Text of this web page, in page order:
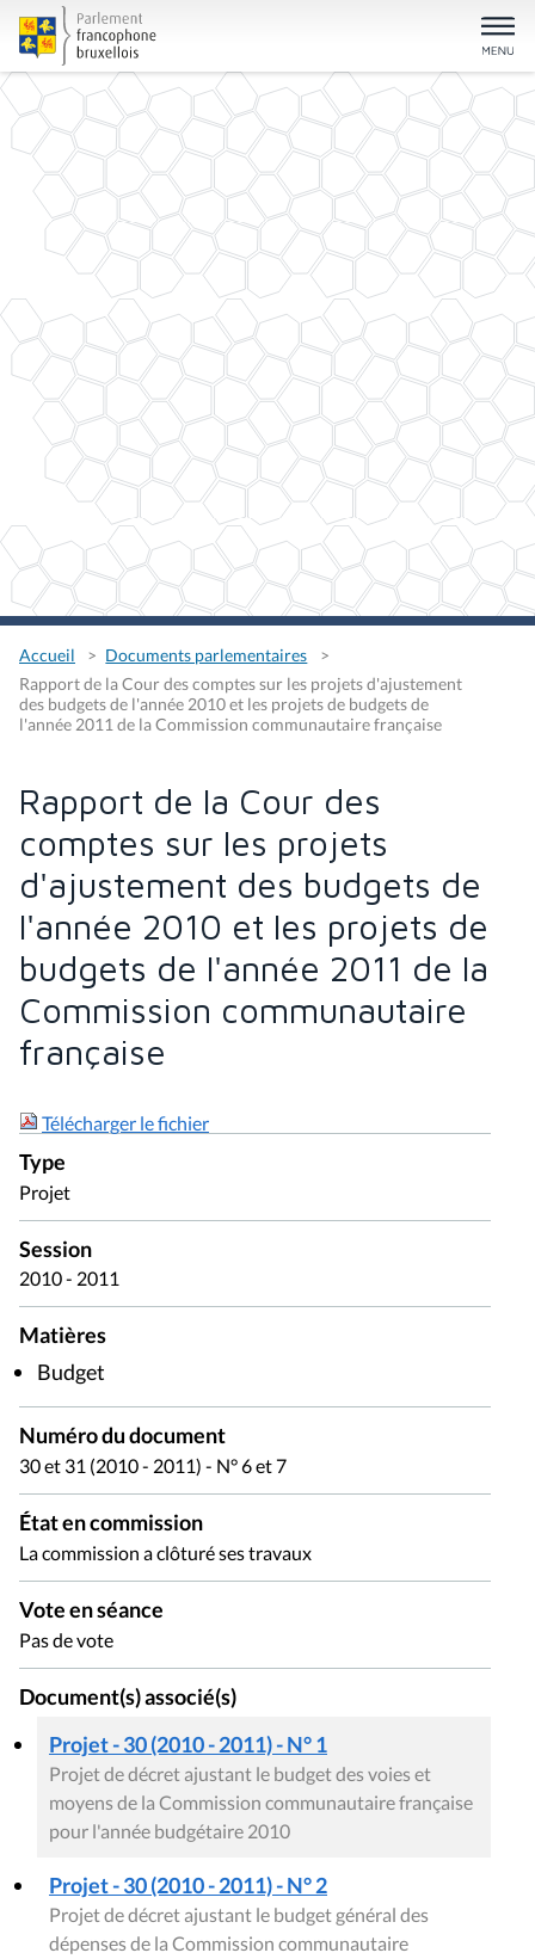
Accueil
Documents parlementaires
Rapport de la Cour des comptes sur les projets d'ajustement
des budgets de l'année 2010 et les projets de budgets de
l'année 2011 de la Commission communautaire française
Rapport de la Cour des
comptes sur les projets
d'ajustement des budgets de
l'année 2010 et les projets de
budgets de l'année 2011 de la
Commission communautaire
française
Télécharger le fichier
Type
Projet
Session
2010 - 2011
Matières
Budget
Numéro du document
30 et 31 (2010 - 2011) - N° 6 et 7
État en commission
La commission a clôturé ses travaux
Vote en séance
Pas de vote
Document(s) associé(s)
Projet - 30 (2010 - 2011) - N° 1
Projet de décret ajustant le budget des voies et
moyens de la Commission communautaire française
pour l'année budgétaire 2010
Projet - 30 (2010 - 2011) - N° 2
Projet de décret ajustant le budget général des
dépenses de la Commission communautaire